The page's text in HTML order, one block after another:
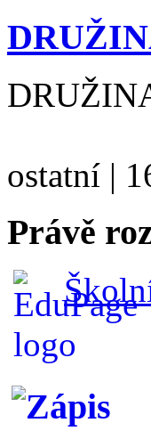
ostatní |
Právě